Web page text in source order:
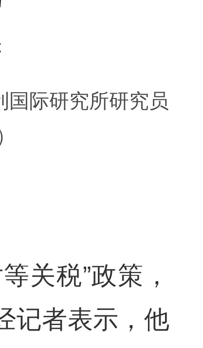
国际研究所研究员
关税”政策，
记者表示，他